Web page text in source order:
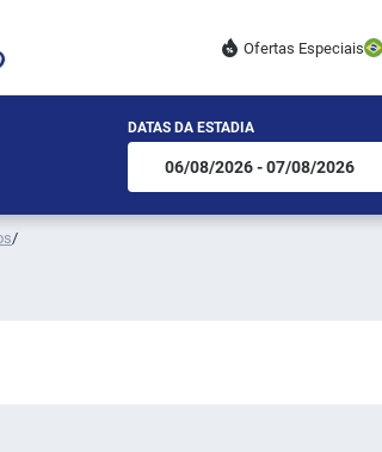
Ofertas Especiais
DATAS DA ESTADIA
/